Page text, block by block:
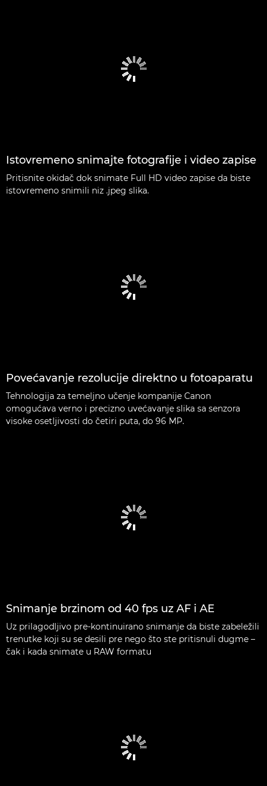
Istovremeno snimajte fotografije i video zapise
Pritisnite okidač dok snimate Full HD video zapise da biste
istovremeno snimili niz .jpeg slika.
Povećavanje rezolucije direktno u fotoaparatu
Tehnologija za temeljno učenje kompanije Canon
omogućava verno i precizno uvećavanje slika sa senzora
visoke osetljivosti do četiri puta, do 96 MP.
Snimanje brzinom od 40 fps uz AF i AE
Uz prilagodljivo pre-kontinuirano snimanje da biste zabeležili
trenutke koji su se desili pre nego što ste pritisnuli dugme –
čak i kada snimate u RAW formatu